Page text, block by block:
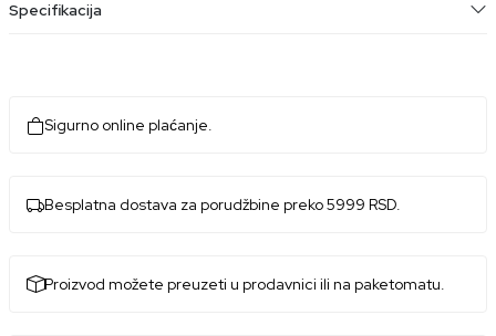
Specifikacija
Sigurno online plaćanje.
Besplatna dostava za porudžbine preko 5999 RSD.
Proizvod možete preuzeti u prodavnici ili na paketomatu.